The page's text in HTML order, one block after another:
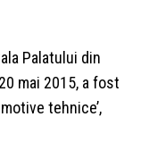
Palatului din
mai 2015, a fost
tehnice’,